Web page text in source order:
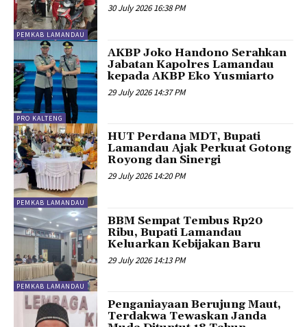
PEMKAB LAMANDAU
30 July 2026 16:38 PM
PRO KALTENG
AKBP Joko Handono Serahkan
Jabatan Kapolres Lamandau
kepada AKBP Eko Yusmiarto
29 July 2026 14:37 PM
PEMKAB LAMANDAU
HUT Perdana MDT, Bupati
Lamandau Ajak Perkuat Gotong
Royong dan Sinergi
29 July 2026 14:20 PM
PEMKAB LAMANDAU
BBM Sempat Tembus Rp20
Ribu, Bupati Lamandau
Keluarkan Kebijakan Baru
29 July 2026 14:13 PM
Penganiayaan Berujung Maut,
Terdakwa Tewaskan Janda